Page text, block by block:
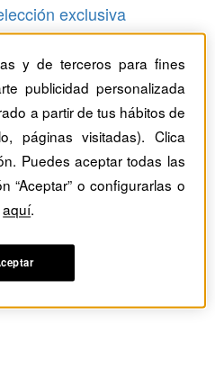
exclusiva
exclusiva
y de terceros para fines
publicidad personalizada
a partir de tus hábitos de
páginas visitadas). Clica
Puedes aceptar todas las
“Aceptar” o configurarlas o
aquí.